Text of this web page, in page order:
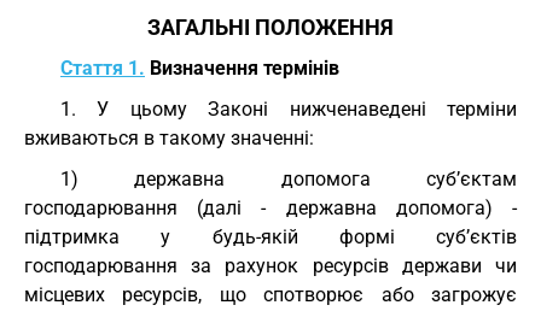
ЗАГАЛЬНІ ПОЛОЖЕННЯ
Стаття 1. Визначення термінів
1. У цьому Законі нижченаведені терміни
вживаються в такому значенні:
1) державна допомога суб’єктам
господарювання (далі - державна допомога) -
підтримка у будь-якій формі суб’єктів
господарювання за рахунок ресурсів держави чи
місцевих ресурсів, що спотворює або загрожує